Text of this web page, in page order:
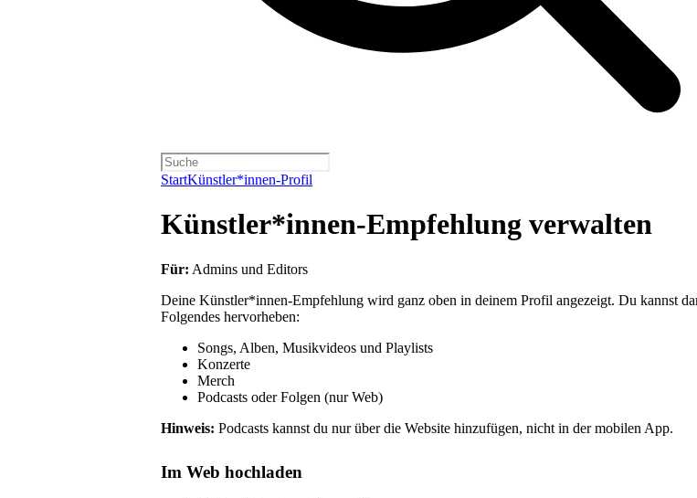
StartKünstler*innen-Profil
Künstler*innen-Empfehlung verwalten
Für: Admins und Editors
Deine Künstler*innen-Empfehlung wird ganz oben in deinem Profil angezeigt. Du kannst
Folgendes hervorheben:
Songs, Alben, Musikvideos und Playlists
Konzerte
Merch
Podcasts oder Folgen (nur Web)
Hinweis: Podcasts kannst du nur über die Website hinzufügen, nicht in der mobilen App.
Im Web hochladen